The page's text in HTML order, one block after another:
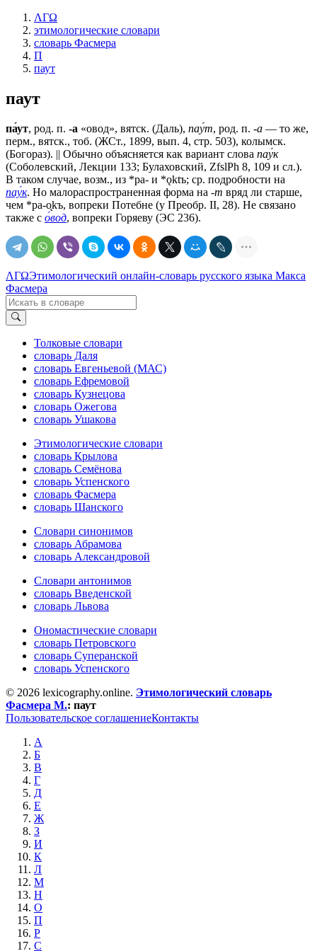
ΛΓΩ
этимологические словари
словарь Фасмера
П
паут
паут
па́ут, род. п. -а «овод», вятск. (Даль), пау́т, род. п. -а — то же,
перм., вятск., тоб. (ЖСт., 1899, вып. 4, стр. 503), колымск.
(Богораз). || Обычно объясняется как вариант слова пау́к
(Соболевский, Лекции 133; Булаховский, ZfslPh 8, 109 и сл.).
В таком случае, возм., из *ра- и *ǫktъ; ср. подробности на
пау́к. Но малораспространенная форма на -т вряд ли старше,
чем *ра-о̨kъ, вопреки Потебне (у Преобр. II, 28). Не связано
также с о́вод, вопреки Горяеву (ЭС 236).
ΛΓΩЭтимологический онлайн-словарь русского языка Макса
Фасмера
Толковые словари
словарь Даля
словарь Евгеньевой (МАС)
словарь Ефремовой
словарь Кузнецова
словарь Ожегова
словарь Ушакова
Этимологические словари
словарь Крылова
словарь Семёнова
словарь Успенского
словарь Фасмера
словарь Шанского
Словари синонимов
словарь Абрамова
словарь Александровой
Словари антонимов
словарь Введенской
словарь Львова
Ономастические словари
словарь Петровского
словарь Суперанской
словарь Успенского
© 2026 lexicography.online. Этимологический словарь
Фасмера М.: паут
Пользовательское соглашениеКонтакты
А
Б
В
Г
Д
Е
Ж
З
И
К
Л
М
Н
О
П
Р
С